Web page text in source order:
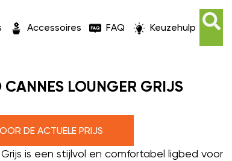
Accessoires FAQ Keuzehulp
LOUNGER GRIJS
DE ACTUELE PRIJS
is een stijlvol en comfortabel ligbed voor